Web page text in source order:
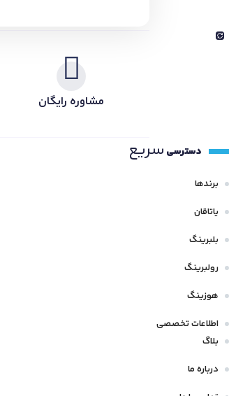
مشاوره رایگان
دسترسی سریع
برندها
یاتاقان
بلبرینگ
رولبرینگ
هوزینگ
اطلاعات تخصصی
بلاگ
درباره ما